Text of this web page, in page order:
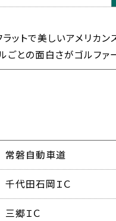
ットで美しいアメリカ
ごとの面白さがゴルファ
常磐自動車道
千代田石岡ＩＣ
三郷ＩＣ